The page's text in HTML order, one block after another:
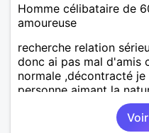
Homme célibataire de
amoureuse
recherche relation
donc ai pas mal d'amis
normale ,décontracté
personne aimant la
simple et naturel à vos